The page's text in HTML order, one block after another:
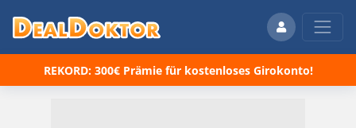
REKORD: 300€ Prämie für kostenloses Girokonto!